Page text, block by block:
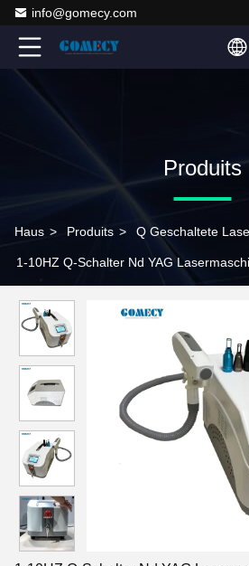
info@gomecy.com
Produits
Haus > Produits > Q Geschaltete
1-10HZ Q-Schalter Nd YAG